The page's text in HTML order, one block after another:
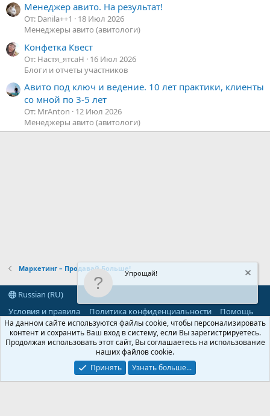
Менеджер авито. На результат!
От: Danila++1
18 Июл 2026
Менеджеры авито (авитологи)
Конфетка Квест
От: Настя_ятсаН
16 Июл 2026
Блоги и отчеты участников
Авито под ключ и ведение. 10 лет практики, клиенты
со мной по 3-5 лет
От: MrAnton
12 Июл 2026
Менеджеры авито (авитологи)
Маркетинг – Продавай Больше!
Russian (RU)
Условия и правила
Политика конфиденциальности Помощь
R
S
Community platform by XenForo® © 2010-2026 XenForo Ltd.
Parts of this site powered byadd-ons from DragonByte™
DragonByte Technologies(Details)
©2010-2026 XenForo Ltd.
Упрощай!
На данном сайте используются файлы cookie, чтобы персонализировать
контент и сохранить Ваш вход в систему, если Вы зарегистрируетесь.
Продолжая использовать этот сайт, Вы соглашаетесь на использование
наших файлов cookie.
Принять
Узнать больше...